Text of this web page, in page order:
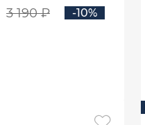
3 190 ₽ -10%